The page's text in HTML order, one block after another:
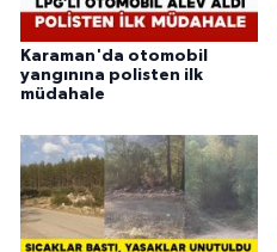
Karaman'da otomobil
yangınına polisten ilk
müdahale